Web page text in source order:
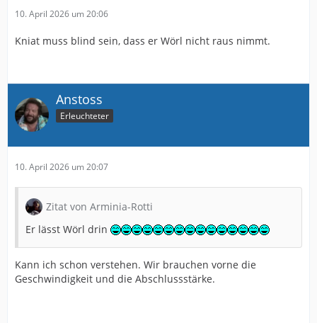
10. April 2026 um 20:06
Kniat muss blind sein, dass er Wörl nicht raus nimmt.
Anstoss
Erleuchteter
10. April 2026 um 20:07
Zitat von Arminia-Rotti
Er lässt Wörl drin
Kann ich schon verstehen. Wir brauchen vorne die
Geschwindigkeit und die Abschlussstärke.